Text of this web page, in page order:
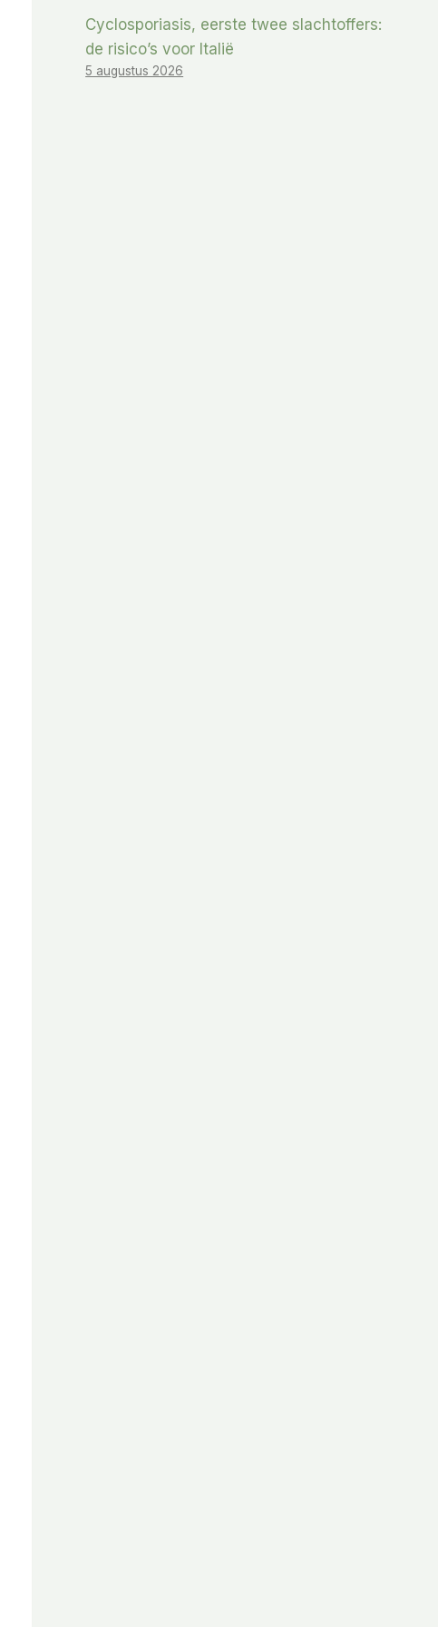
Cyclosporiasis, eerste twee slachtoffers:
de risico’s voor Italië
5 augustus 2026